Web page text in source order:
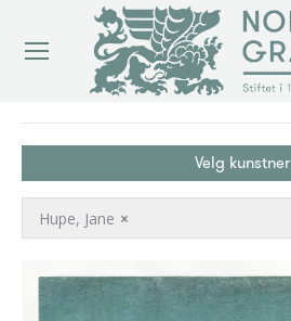
Velg kunstner
×
Hupe, Jane